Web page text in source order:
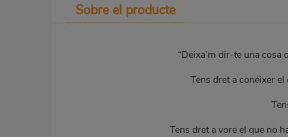
Sobre el producte
“Deixa’m dir-te una cosa
Tens dret a conéixer
Tens dret a vore el que no